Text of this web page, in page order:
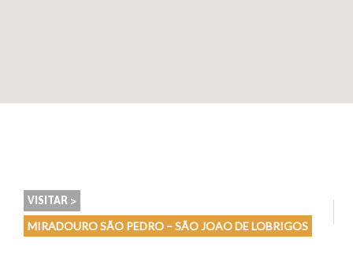
VISITAR >
MIRADOURO SÃO PEDRO – SÃO JOAO DE LOBRIGOS